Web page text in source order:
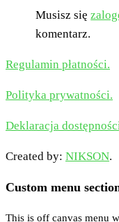
Musisz się
komentarz.
Regulamin płatności.
Polityka prywatności.
Deklaracja
Created by: NIKSON.
Custom menu
This is off canvas menu